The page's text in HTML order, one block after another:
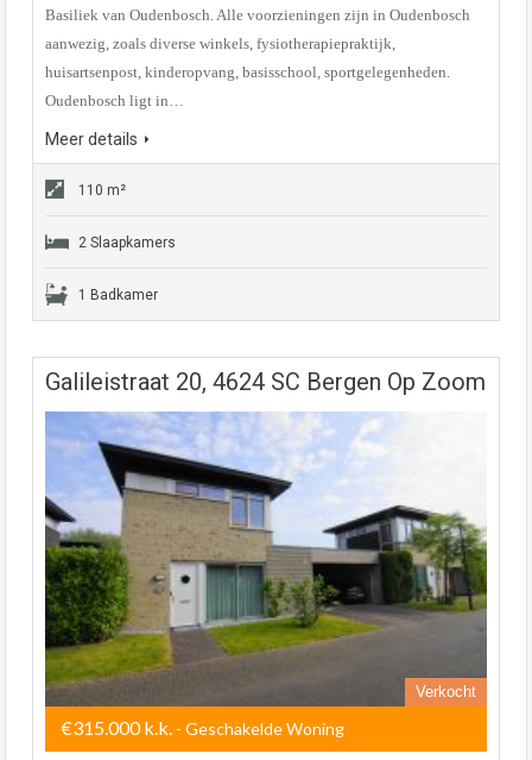
Basiliek van Oudenbosch. Alle voorzieningen zijn in Oudenbosch
aanwezig, zoals diverse winkels, fysiotherapiepraktijk,
huisartsenpost, kinderopvang, basisschool, sportgelegenheden.
Oudenbosch ligt in…
Meer details
110 m²
2 Slaapkamers
1 Badkamer
Galileistraat 20, 4624 SC Bergen Op Zoom
Verkocht
€315.000 k.k. - Geschakelde Woning